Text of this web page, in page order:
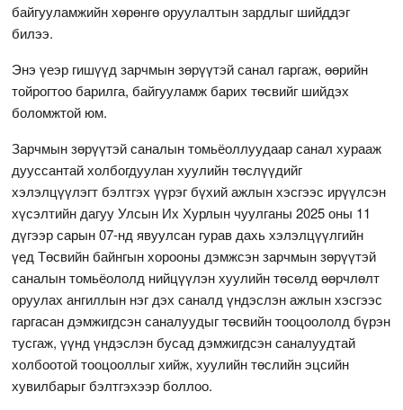
байгууламжийн хөрөнгө оруулалтын зардлыг шийддэг
билээ.
Энэ үеэр гишүүд зарчмын зөрүүтэй санал гаргаж, өөрийн
тойрогтоо барилга, байгууламж барих төсвийг шийдэх
боломжтой юм.
Зарчмын зөрүүтэй саналын томьёоллуудаар санал хурааж
дууссантай холбогдуулан хуулийн төслүүдийг
хэлэлцүүлэгт бэлтгэх үүрэг бүхий ажлын хэсгээс ирүүлсэн
хүсэлтийн дагуу Улсын Их Хурлын чуулганы 2025 оны 11
дүгээр сарын 07-нд явуулсан гурав дахь хэлэлцүүлгийн
үед Төсвийн байнгын хорооны дэмжсэн зарчмын зөрүүтэй
саналын томьёололд нийцүүлэн хуулийн төсөлд өөрчлөлт
оруулах ангиллын нэг дэх саналд үндэслэн ажлын хэсгээс
гаргасан дэмжигдсэн саналуудыг төсвийн тооцоололд бүрэн
тусгаж, үүнд үндэслэн бусад дэмжигдсэн саналуудтай
холбоотой тооцооллыг хийж, хуулийн төслийн эцсийн
хувилбарыг бэлтгэхээр боллоо.